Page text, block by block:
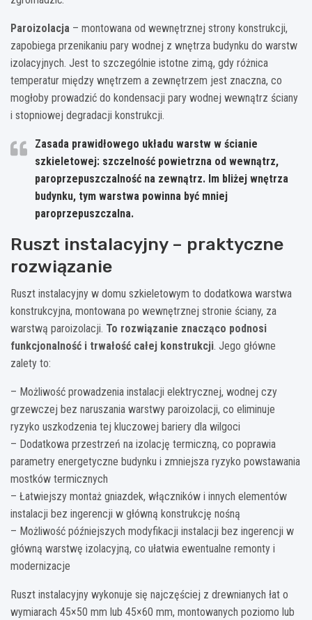
Paroizolacja – montowana od wewnętrznej strony konstrukcji,
zapobiega przenikaniu pary wodnej z wnętrza budynku do warstw
izolacyjnych. Jest to szczególnie istotne zimą, gdy różnica
temperatur między wnętrzem a zewnętrzem jest znaczna, co
mogłoby prowadzić do kondensacji pary wodnej wewnątrz ściany
i stopniowej degradacji konstrukcji.
Zasada prawidłowego układu warstw w ścianie
szkieletowej: szczelność powietrzna od wewnątrz,
paroprzepuszczalność na zewnątrz. Im bliżej wnętrza
budynku, tym warstwa powinna być mniej
paroprzepuszczalna.
Ruszt instalacyjny – praktyczne
rozwiązanie
Ruszt instalacyjny w domu szkieletowym to dodatkowa warstwa
konstrukcyjna, montowana po wewnętrznej stronie ściany, za
warstwą paroizolacji. To rozwiązanie znacząco podnosi
funkcjonalność i trwałość całej konstrukcji. Jego główne
zalety to:
– Możliwość prowadzenia instalacji elektrycznej, wodnej czy
grzewczej bez naruszania warstwy paroizolacji, co eliminuje
ryzyko uszkodzenia tej kluczowej bariery dla wilgoci
– Dodatkowa przestrzeń na izolację termiczną, co poprawia
parametry energetyczne budynku i zmniejsza ryzyko powstawania
mostków termicznych
– Łatwiejszy montaż gniazdek, włączników i innych elementów
instalacji bez ingerencji w główną konstrukcję nośną
– Możliwość późniejszych modyfikacji instalacji bez ingerencji w
główną warstwę izolacyjną, co ułatwia ewentualne remonty i
modernizacje
Ruszt instalacyjny wykonuje się najczęściej z drewnianych łat o
wymiarach 45×50 mm lub 45×60 mm, montowanych poziomo lub